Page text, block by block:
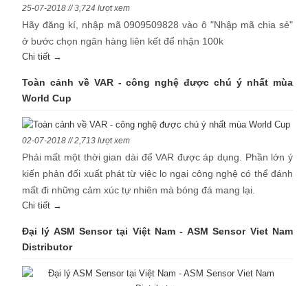
25-07-2018 // 3,724 lượt xem
Hãy đăng kí, nhập mã 0909509828 vào ô "Nhập mã chia sẻ"
ở bước chọn ngân hàng liên kết để nhận 100k
Chi tiết →
Toàn cảnh về VAR - công nghệ được chú ý nhất mùa
World Cup
02-07-2018 // 2,713 lượt xem
Phải mất một thời gian dài để VAR được áp dụng. Phần lớn ý
kiến phản đối xuất phát từ việc lo ngại công nghệ có thể đánh
mất đi những cảm xúc tự nhiên mà bóng đá mang lại.
Chi tiết →
Đại lý ASM Sensor tại Việt Nam - ASM Sensor Viet Nam
Distributor